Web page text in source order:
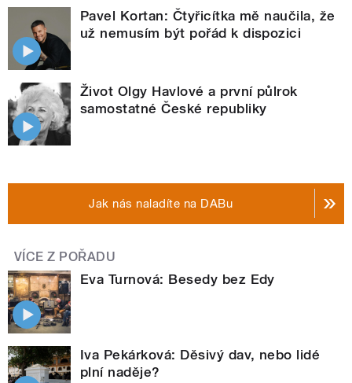
Pavel Kortan: Čtyřicítka mě naučila, že
už nemusím být pořád k dispozici
Život Olgy Havlové a první půlrok
samostatné České republiky
Jak nás naladíte na DABu
VÍCE Z POŘADU
Eva Turnová: Besedy bez Edy
Iva Pekárková: Děsivý dav, nebo lidé
plní naděje?